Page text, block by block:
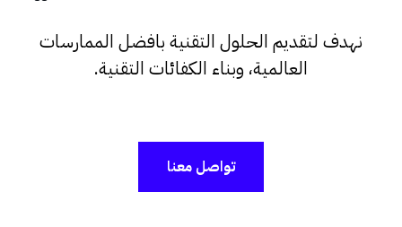
نهدف لتقديم الحلول التقنية بافضل الممارسات
العالمية، وبناء الكفائات التقنية.
تواصل معنا